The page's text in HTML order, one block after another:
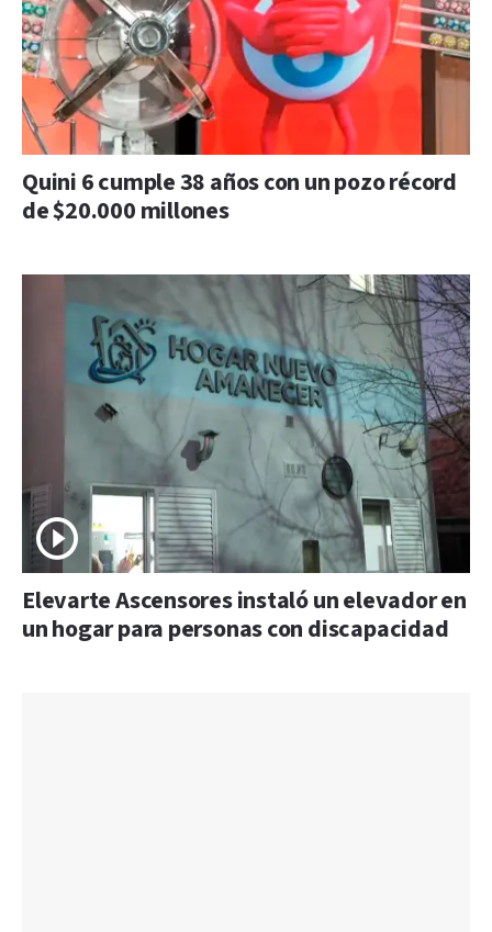
Quini 6 cumple 38 años con un pozo récord
de $20.000 millones
Elevarte Ascensores instaló un elevador en
un hogar para personas con discapacidad